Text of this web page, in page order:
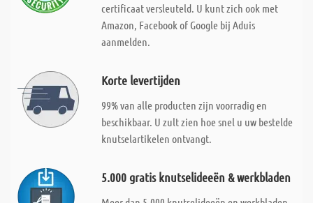
certificaat versleuteld. U kunt zich ook met
Amazon, Facebook of Google bij Aduis
aanmelden.
Korte levertijden
99% van alle producten zijn voorradig en
beschikbaar. U zult zien hoe snel u uw bestelde
knutselartikelen ontvangt.
5.000 gratis knutselideeën & werkbladen